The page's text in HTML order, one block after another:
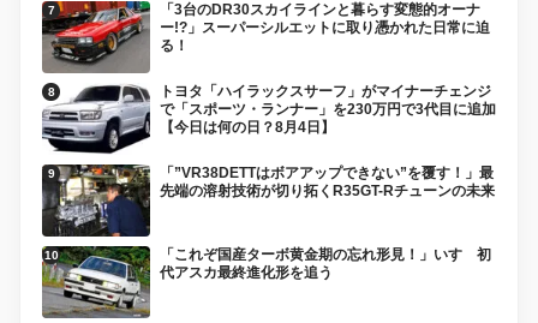
「3台のDR30スカイラインと暮らす変態的オーナ
ー!?」スーパーシルエットに取り憑かれた日常に迫
る！
トヨタ「ハイラックスサーフ」がマイナーチェンジ
で「スポーツ・ランナー」を230万円で3代目に追加
【今日は何の日？8月4日】
「”VR38DETTはボアアップできない”を覆す！」最
先端の溶射技術が切り拓くR35GT-Rチューンの未来
「これぞ国産ターボ黄金期の忘れ形見！」いすゞ初
代アスカ最終進化形を追う